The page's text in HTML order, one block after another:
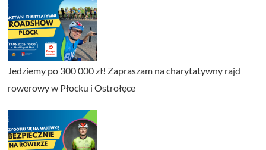
Jedziemy po 300 000 zł! Zapraszam na charytatywny rajd
rowerowy w Płocku i Ostrołęce